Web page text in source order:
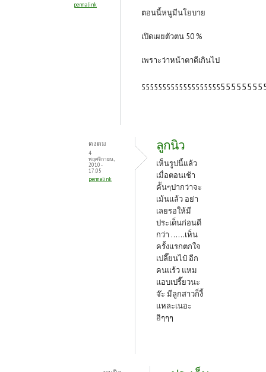
permalink
ตอนนี้หนูมีนโยบาย
เปิดเผยตัวตน 50 %
เพราะว่าหน้าตาดีเกินไป
5555555555555555555555555
ดงดม
4
พฤศจิกายน,
2010 -
17:05
permalink
ลูกนิว
เห็นรูปนี้แล้ว
เมื่อตอนเช้า
คัันๆปากว่าจะ
เม้นแล้ว อย่า
เลยรอให้มี
ประเด็นก่อนดี
กว่า ......เห็น
ครั้งแรกตกใจ
เปลี๊ยนไป๋ อีก
คนแร้ว แหม
แอบเปรี๊ยวนะ
จ๊ะ มีลูกสาวก็งี้
แหละเนอะ
อิๆๆๆ